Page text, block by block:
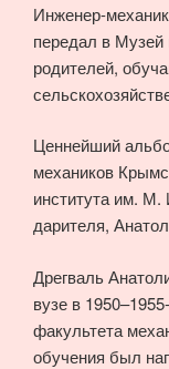
Инженер-
передал в
родителей,
Ценнейший
механиков
института им.
дарителя,
Дрегваль
вузе в
факультета
обучения был